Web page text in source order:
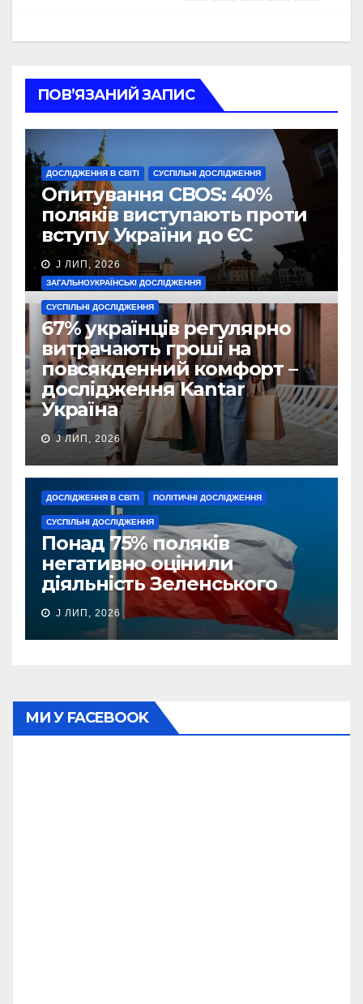
ПОВ’ЯЗАНИЙ ЗАПИС
ДОСЛІДЖЕННЯ В СВІТІ СУСПІЛЬНІ ДОСЛІДЖЕННЯ
Опитування CBOS: 40%
поляків виступають проти
вступу України до ЄС
J ЛИП, 2026
ЗАГАЛЬНОУКРАЇНСЬКІ ДОСЛІДЖЕННЯ
СУСПІЛЬНІ ДОСЛІДЖЕННЯ
67% українців регулярно
витрачають гроші на
повсякденний комфорт –
дослідження Kantar
Україна
J ЛИП, 2026
ДОСЛІДЖЕННЯ В СВІТІ ПОЛІТИЧНІ ДОСЛІДЖЕННЯ
СУСПІЛЬНІ ДОСЛІДЖЕННЯ
Понад 75% поляків
негативно оцінили
діяльність Зеленського
J ЛИП, 2026
МИ У FACEBOOK